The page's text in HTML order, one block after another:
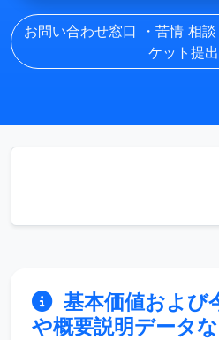
お問い合わせ窓口 ・苦情 相
ケット提出
基本価値および
や概要説明データな